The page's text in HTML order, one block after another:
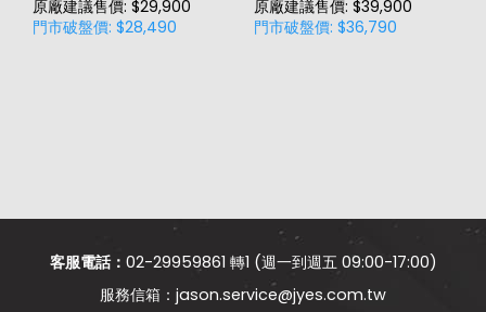
原廠建議售價: $29,900
門市破盤價: $28,490
原廠建議售價: $39,900
門市破盤價: $36,790
客服電話： 02-29959861 轉1 (週一到週五 09:00-17:00)
jason.service@jyes.com.tw